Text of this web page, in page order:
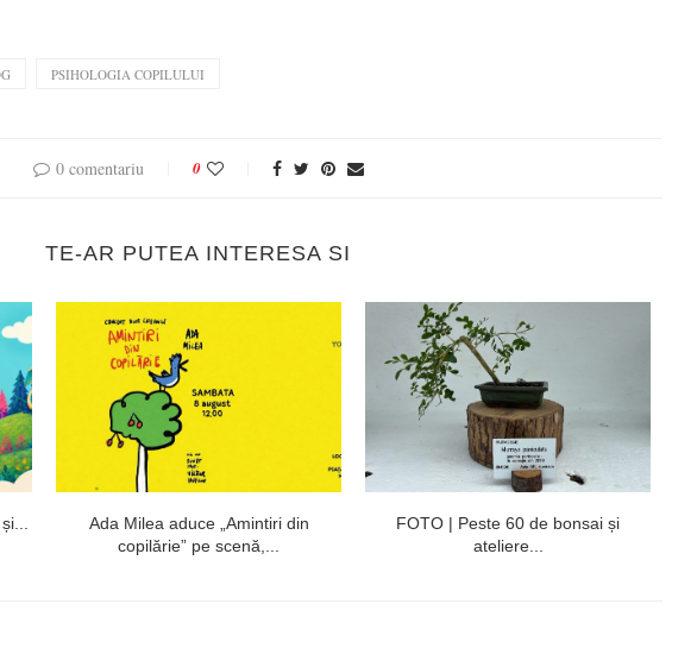
PSIHOLOGIA COPILULUI
0 comentariu 0
TE-AR PUTEA INTERESA SI
Ada Milea aduce „Amintiri din
copilărie” pe scenă,...
FOTO | Peste 60 de bonsai și
ateliere...